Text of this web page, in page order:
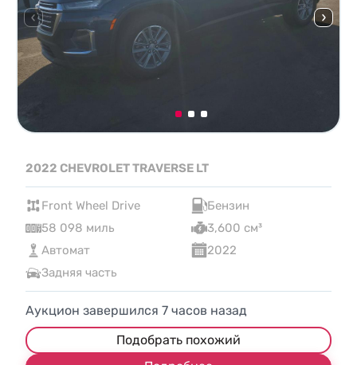
2022 CHEVROLET TRAVERSE LT
Front Wheel Drive
Бензин
58 098 миль
3,600 см³
Автомат
2022
Задняя часть
Аукцион завершился 7 часов назад
Подобрать похожий